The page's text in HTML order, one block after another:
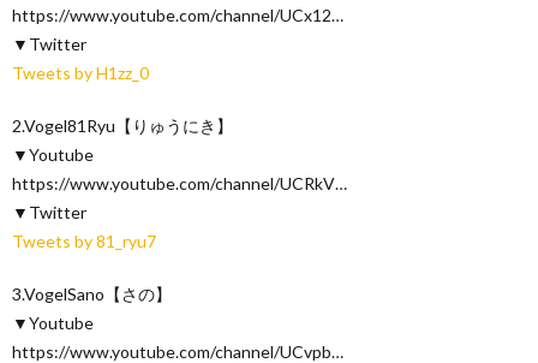
https://www.youtube.com/channel/UCx12…
▼Twitter
Tweets by H1zz_0
2.Vogel81Ryu【りゅうにき】
▼Youtube
https://www.youtube.com/channel/UCRkV…
▼Twitter
Tweets by 81_ryu7
3.VogelSano【さの】
▼Youtube
https://www.youtube.com/channel/UCvpb…